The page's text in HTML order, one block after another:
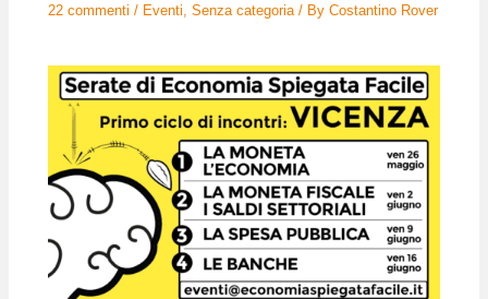
22 commenti / Eventi ,Senza categoria / ByCostantino Rover